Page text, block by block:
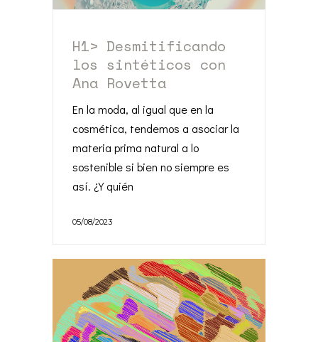
H1> Desmitificando
los sintéticos con
Ana Rovetta
En la moda, al igual que en la
cosmética, tendemos a asociar la
materia prima natural a lo
sostenible si bien no siempre es
así. ¿Y quién
05/08/2023